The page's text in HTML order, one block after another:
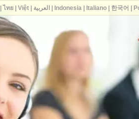
ไทย| Việt| العربية Indonesia| Italiano| 한국어